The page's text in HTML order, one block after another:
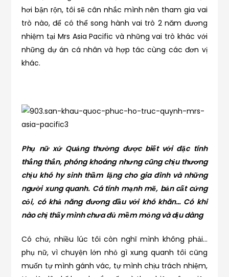
hơi bận rộn, tôi sẽ cân nhắc mình nên tham gia vai
trò nào, để có thể song hành vai trò 2 năm đương
nhiệm tại Mrs Asia Pacific và những vai trò khác với
những dự án cá nhân và hợp tác cùng các đơn vị
khác.
Phụ nữ xứ Quảng thường được biết với đặc tính
thẳng thắn, phóng khoáng nhưng cũng chịu thương
chịu khó hy sinh thầm lặng cho gia đình và những
người xung quanh. Cá tính mạnh mẽ, bản cất cứng
cỏi, có khả năng đương đầu với khó khăn… Có khi
nào chị thấy mình chưa đủ mềm mỏng và dịu dàng
Có chứ, nhiều lúc tôi còn nghĩ mình không phải…
phụ nữ, vì chuyện lớn nhỏ gì xung quanh tôi cũng
muốn tự mình gánh vác, tự mình chịu trách nhiệm,